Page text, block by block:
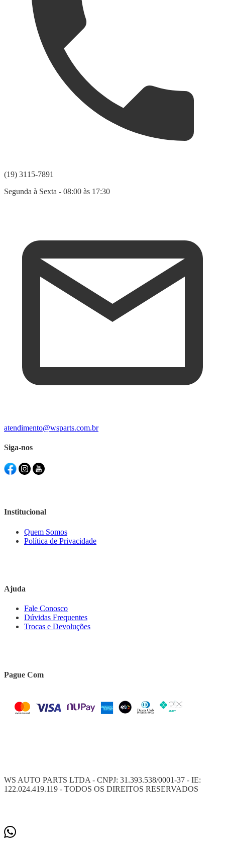
(19) 3115-7891
Segunda à Sexta - 08:00 às 17:30
atendimento@wsparts.com.br
Siga-nos
Institucional
Quem Somos
Política de Privacidade
Ajuda
Fale Conosco
Dúvidas Frequentes
Trocas e Devoluções
Pague Com
WS AUTO PARTS LTDA - CNPJ: 31.393.538/0001-37 - IE:
122.024.419.119 - TODOS OS DIREITOS RESERVADOS